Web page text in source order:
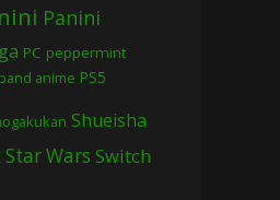
Panini
PC peppermint
anime PS5
Shueisha
Star Wars Switch